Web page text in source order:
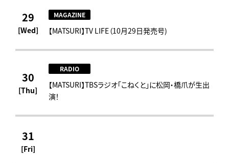
29
[Wed]
MAGAZINE
【MATSURI】TV LIFE（10月29日発売号)
30
[Thu]
RADIO
【MATSURI】TBSラジオ「こねくと」に松岡・橋爪が生出
演！
31
[Fri]